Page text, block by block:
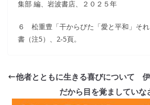
集部 編、岩波書店、２０２５年
６ 松重豊「干からびた「愛と平和」そ
書（注5）、2‐5頁。
他者とともに生きる喜びについて
だから目を覚ましてい